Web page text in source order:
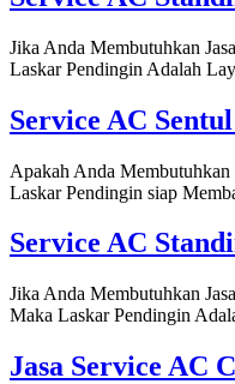
Jika Anda Membutuhkan
Laskar Pendingin Adalah
Service AC
Apakah Anda
Laskar Pendingin siap
Service AC
Jika Anda Membutuhkan
Maka Laskar Pendingin
Jasa Service AC